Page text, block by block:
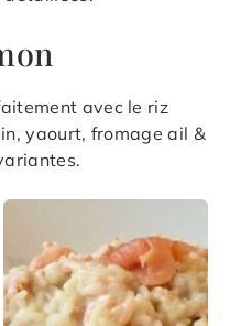
avec le riz
yaourt, fromage ail &